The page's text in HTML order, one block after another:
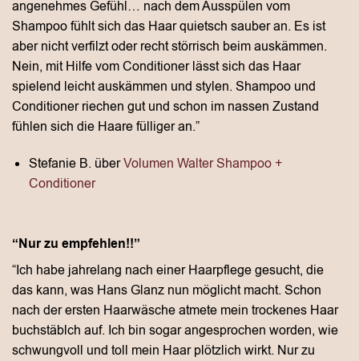
angenehmes Gefühl… nach dem Ausspülen vom
Shampoo fühlt sich das Haar quietsch sauber an. Es ist
aber nicht verfilzt oder recht störrisch beim auskämmen.
Nein, mit Hilfe vom Conditioner lässt sich das Haar
spielend leicht auskämmen und stylen. Shampoo und
Conditioner riechen gut und schon im nassen Zustand
fühlen sich die Haare fülliger an.”
Stefanie B. überVolumen Walter Shampoo +
Conditioner
“Nur zu empfehlen!!”
“Ich habe jahrelang nach einer Haarpflege gesucht, die
das kann, was Hans Glanz nun möglicht macht. Schon
nach der ersten Haarwäsche atmete mein trockenes Haar
buchstäblch auf. Ich bin sogar angesprochen worden, wie
schwungvoll und toll mein Haar plötzlich wirkt. Nur zu